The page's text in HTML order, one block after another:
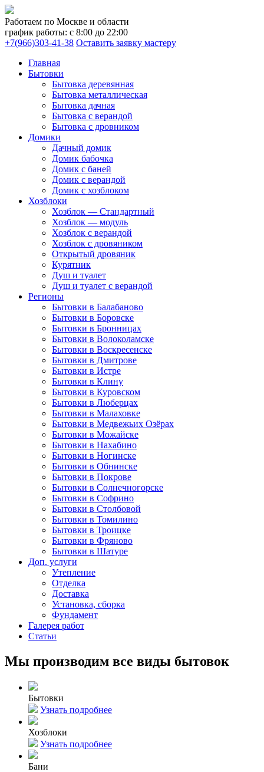
Работаем по Москве и области
график работы: с 8:00 до 22:00
+7(966)303-41-38 Оставить заявку мастеру
Главная
Бытовки
Бытовка деревянная
Бытовка металлическая
Бытовка дачная
Бытовка с верандой
Бытовка с дровником
Домики
Дачный домик
Домик бабочка
Домик с баней
Домик с верандой
Домик с хозблоком
Хозблоки
Хозблок — Стандартный
Хозблок — модуль
Хозблок с верандой
Хозблок с дровяником
Открытый дровяник
Курятник
Душ и туалет
Душ и туалет с верандой
Регионы
Бытовки в Балабаново
Бытовки в Боровске
Бытовки в Бронницах
Бытовки в Волоколамске
Бытовки в Воскресенске
Бытовки в Дмитрове
Бытовки в Истре
Бытовки в Клину
Бытовки в Куровском
Бытовки в Люберцах
Бытовки в Малаховке
Бытовки в Медвежьих Озёрах
Бытовки в Можайске
Бытовки в Нахабино
Бытовки в Ногинске
Бытовки в Обнинске
Бытовки в Покрове
Бытовки в Солнечногорске
Бытовки в Софрино
Бытовки в Столбовой
Бытовки в Томилино
Бытовки в Троицке
Бытовки в Фряново
Бытовки в Шатуре
Доп. услуги
Утепление
Отделка
Доставка
Установка, сборка
Фундамент
Галерея работ
Статьи
Мы производим все виды бытовок
Бытовки
Узнать подробнее
Хозблоки
Узнать подробнее
Бани